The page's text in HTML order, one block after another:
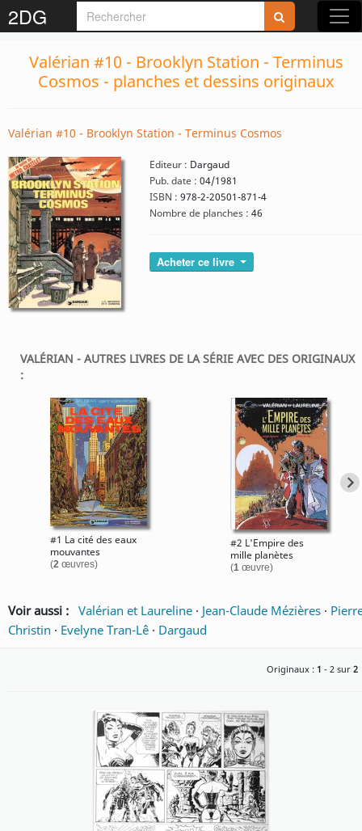
2DG
Valérian #10 - Brooklyn Station - Terminus
Cosmos - planches et dessins originaux
Valérian #10 - Brooklyn Station - Terminus Cosmos
Editeur : Dargaud
Pub. date : 04/1981
ISBN : 978-2-20501-871-4
Nombre de planches : 46
Acheter ce livre
VALÉRIAN - AUTRES LIVRES DE LA SÉRIE AVEC DES ORIGINAUX
:
#1 La cité des eaux
mouvantes
(2 œuvres)
#2 L'Empire des
mille planètes
(1 œuvre)
Voir aussi : Valérian et Laureline · Jean-Claude Mézières ·
Christin · Evelyne Tran-Lê · Dargaud
Originaux : 1 - 2 sur 2